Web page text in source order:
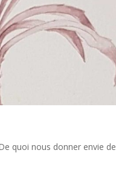
quoi nous donner envie de